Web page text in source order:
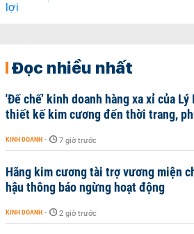
Đọc nhiều nhất
'Đế chế’ kinh doanh hàng xa xỉ của
thiết kế kim cương đến thời trang,
KINH DOANH - 7 giờ trước
Hãng kim cương tài trợ vương miện
hậu thông báo ngừng hoạt động
KINH DOANH - 2 giờ trước